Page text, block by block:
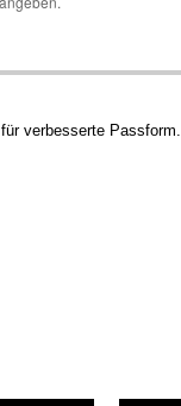
verbesserte Passform.